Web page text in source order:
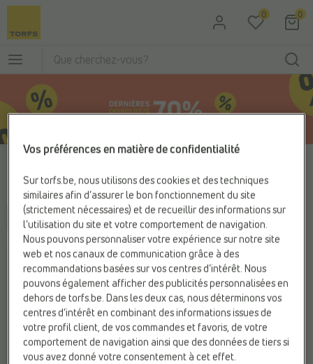
Passer au contenu principal 0 0
Botte de neige garcon 32 1 article
Filter & sorteer
Vos préférences en matière de confidentialité
Sur torfs.be, nous utilisons des cookies et des techniques
similaires afin d’assurer le bon fonctionnement du site
(strictement nécessaires) et de recueillir des informations sur
l’utilisation du site et votre comportement de navigation.
Nous pouvons personnaliser votre expérience sur notre site
web et nos canaux de communication grâce à des
recommandations basées sur vos centres d’intérêt. Nous
pouvons également afficher des publicités personnalisées en
dehors de torfs.be. Dans les deux cas, nous déterminons vos
centres d’intérêt en combinant des informations issues de
votre profil client, de vos commandes et favoris, de votre
comportement de navigation ainsi que des données de tiers si
vous avez donné votre consentement à cet effet.